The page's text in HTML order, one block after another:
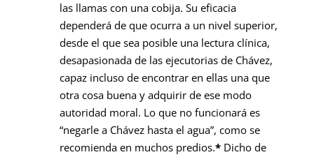
las llamas con una cobija. Su eficacia
dependerá de que ocurra a un nivel superior,
desde el que sea posible una lectura clínica,
desapasionada de las ejecutorias de Chávez,
capaz incluso de encontrar en ellas una que
otra cosa buena y adquirir de ese modo
autoridad moral. Lo que no funcionará es
“negarle a Chávez hasta el agua”, como se
recomienda en muchos predios.*Dicho de